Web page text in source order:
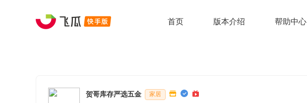
首页 版本介绍 帮助中心
贺哥库存严选五金
家居